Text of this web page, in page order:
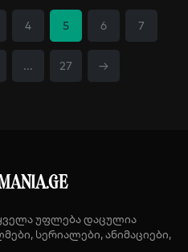
4 5 6 7
... 27 →
უფლება დაცულია
სერიალები, ანიმაციები,